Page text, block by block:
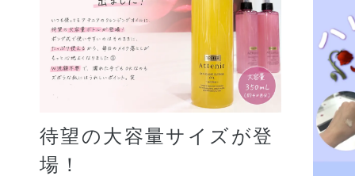
待望の大容量サイズが登
場！